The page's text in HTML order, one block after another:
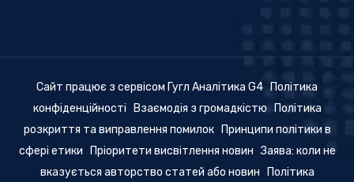
Сайт працює з сервісом Гугл Аналітика G4
Політика
конфіденційності
Взаємодія з громадкістю
Політика
розкриття та виправлення помилок
Принципи політики в
сфері етики
Пріоритети висвітлення новин Заява: коли не
вказується авторство статей або новин
Політика